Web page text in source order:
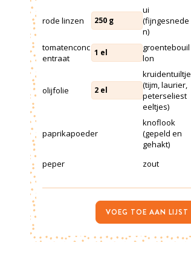
rode linzen 250 g
ui
(fijngesnede
n)
tomatenconc
entraat
1 el
groentebouil
lon
olijfolie 2 el
kruidentuiltje
(tijm, laurier,
peterseliest
eeltjes)
paprikapoeder
knoflook
(gepeld en
gehakt)
peper zout
VOEG TOE AAN LIJST